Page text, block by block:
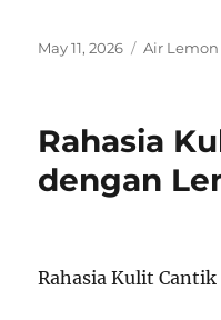
Posted
May 11, 2026 Categories
Air Lemon
Rahasia
dengan
Rahasia Kulit